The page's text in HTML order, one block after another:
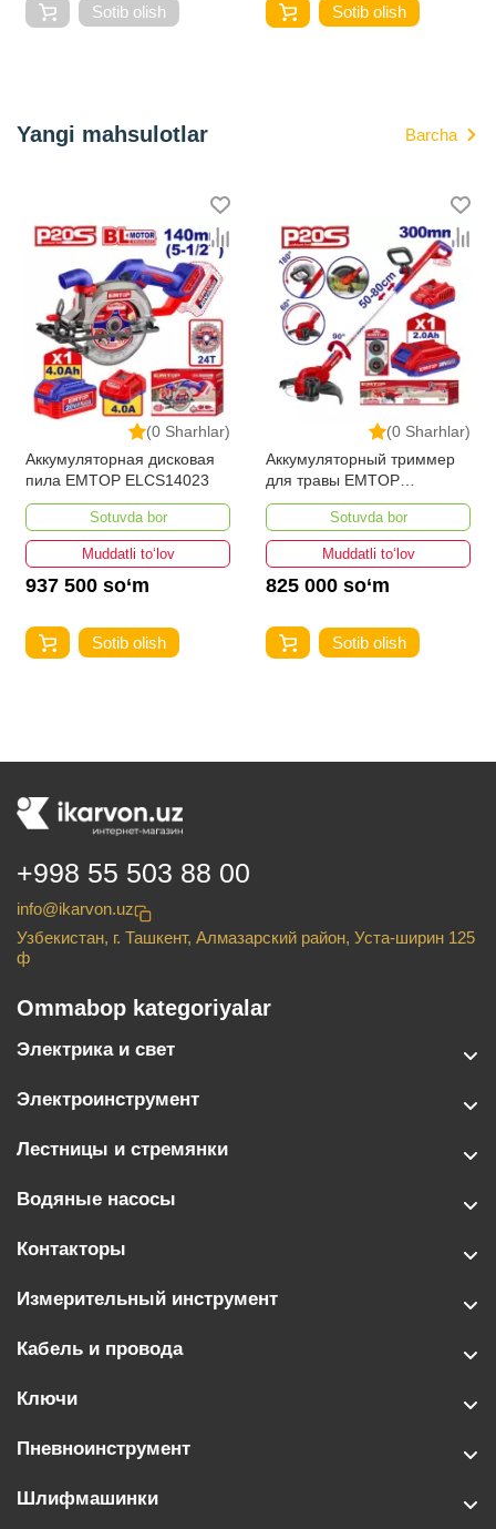
Sotib olish Sotib olish
Yangi mahsulotlar Barcha
(0 Sharhlar)
Аккумуляторная дисковая
пила EMTOP ELCS14023
Sotuvda bor
Muddatli to‘lov
937 500 so‘m
Sotib olish
(0 Sharhlar)
Аккумуляторный триммер
для травы EMTOP
ELGT203285
Sotuvda bor
Muddatli to‘lov
825 000 so‘m
Sotib olish
+998 55 503 88 00
info@ikarvon.uz
Узбекистан, г. Ташкент, Алмазарский район, Уста-ширин 125
ф
Ommabop kategoriyalar
Электрика и свет
Электроинструмент
Лестницы и стремянки
Водяные насосы
Контакторы
Измерительный инструмент
Кабель и провода
Ключи
Пневноинструмент
Шлифмашинки